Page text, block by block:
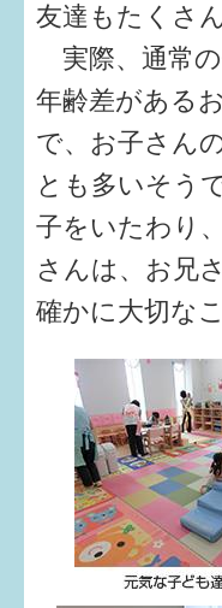
友達もたくさ
実際、通常
年齢差がある
で、お子さん
とも多いそう
子をいたわり
さんは、お兄
確かに大切な